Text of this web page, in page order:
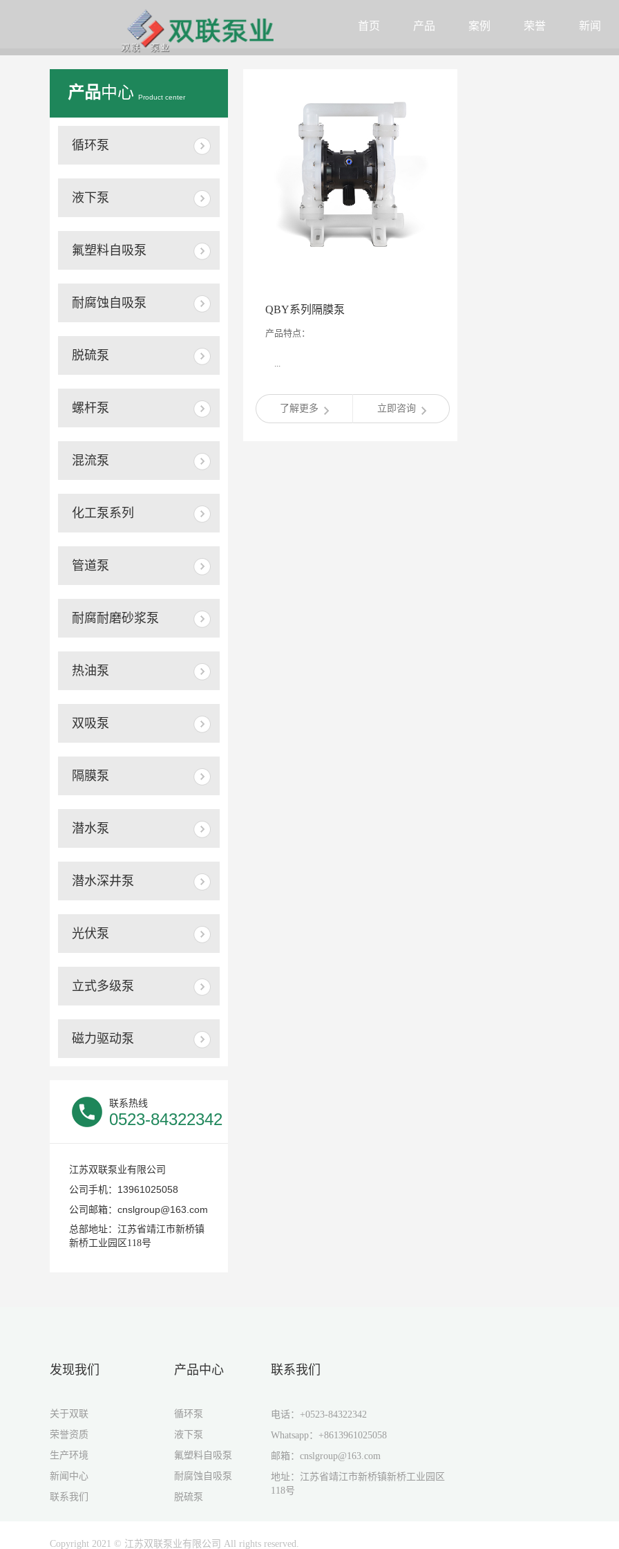
首页 产品 案例 荣誉 新闻
产品中心
产品中心 Product center
循环泵
液下泵
氟塑料自吸泵
耐腐蚀自吸泵
脱硫泵
螺杆泵
混流泵
化工泵系列
管道泵
耐腐耐磨砂浆泵
热油泵
双吸泵
隔膜泵
潜水泵
潜水深井泵
光伏泵
立式多级泵
磁力驱动泵
联系热线
0523-84322342
江苏双联泵业有限公司
公司手机： 13961025058
公司邮箱： cnslgroup@163.com
总部地址：江苏省靖江市新桥镇
新桥工业园区118号
QBY系列隔膜泵
产品特点：
...
了解更多 立即咨询
发现我们
关于双联
荣誉资质
生产环境
新闻中心
联系我们
产品中心
循环泵
液下泵
氟塑料自吸泵
耐腐蚀自吸泵
脱硫泵
联系我们
电话： +0523-84322342
Whatsapp：+8613961025058
邮箱： cnslgroup@163.com
地址：江苏省靖江市新桥镇新桥工业园区
118号
Copyright 2021 © 江苏双联泵业有限公司 All rights reserved.